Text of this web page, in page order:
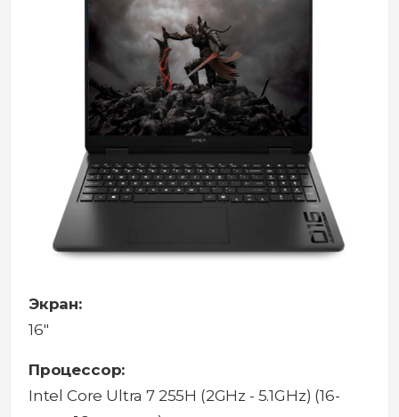
Экран:
16"
Процессор:
Intel Core Ultra 7 255H (2GHz - 5.1GHz) (16-